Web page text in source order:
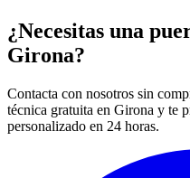
¿Necesitas una
Girona?
Contacta con nosotros sin
técnica gratuita en Girona y te
personalizado en 24 horas.